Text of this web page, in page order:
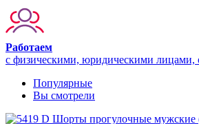
Работаем
с физическими, юридическими лицами,
Популярные
Вы смотрели